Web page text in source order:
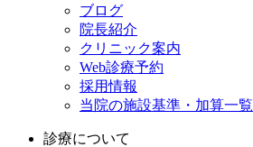
ブログ
院長紹介
クリニック案内
Web診療予約
採用情報
当院の施設基準・加算一覧
診療について